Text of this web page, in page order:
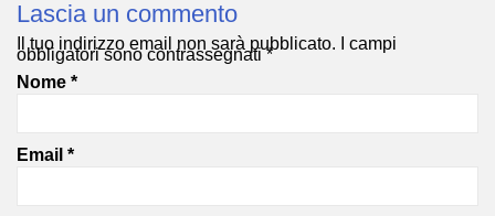
Lascia un commento
Il tuo indirizzo email non sarà pubblicato. I campi
obbligatori sono contrassegnati*
Nome *
Email *